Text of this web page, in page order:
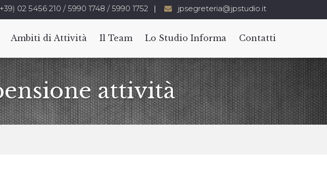
02 5456 210 / 5990 1748 / 5990 1752 jpsegreteria@jpstudio.it
Ambiti di Attività Il Team Lo Studio Informa Contatti
attività